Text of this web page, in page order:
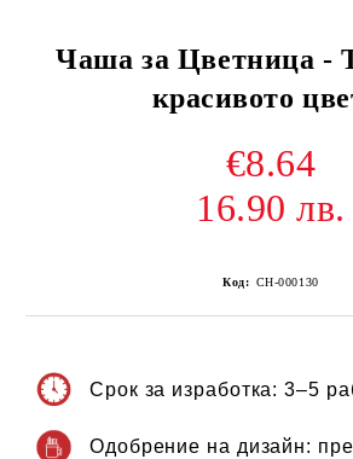
Чаша за Цветница -
красивото
€8.64
16.90 лв.
Код: CH-000130
Срок за изработка: 3–5
Одобрение на дизайн: